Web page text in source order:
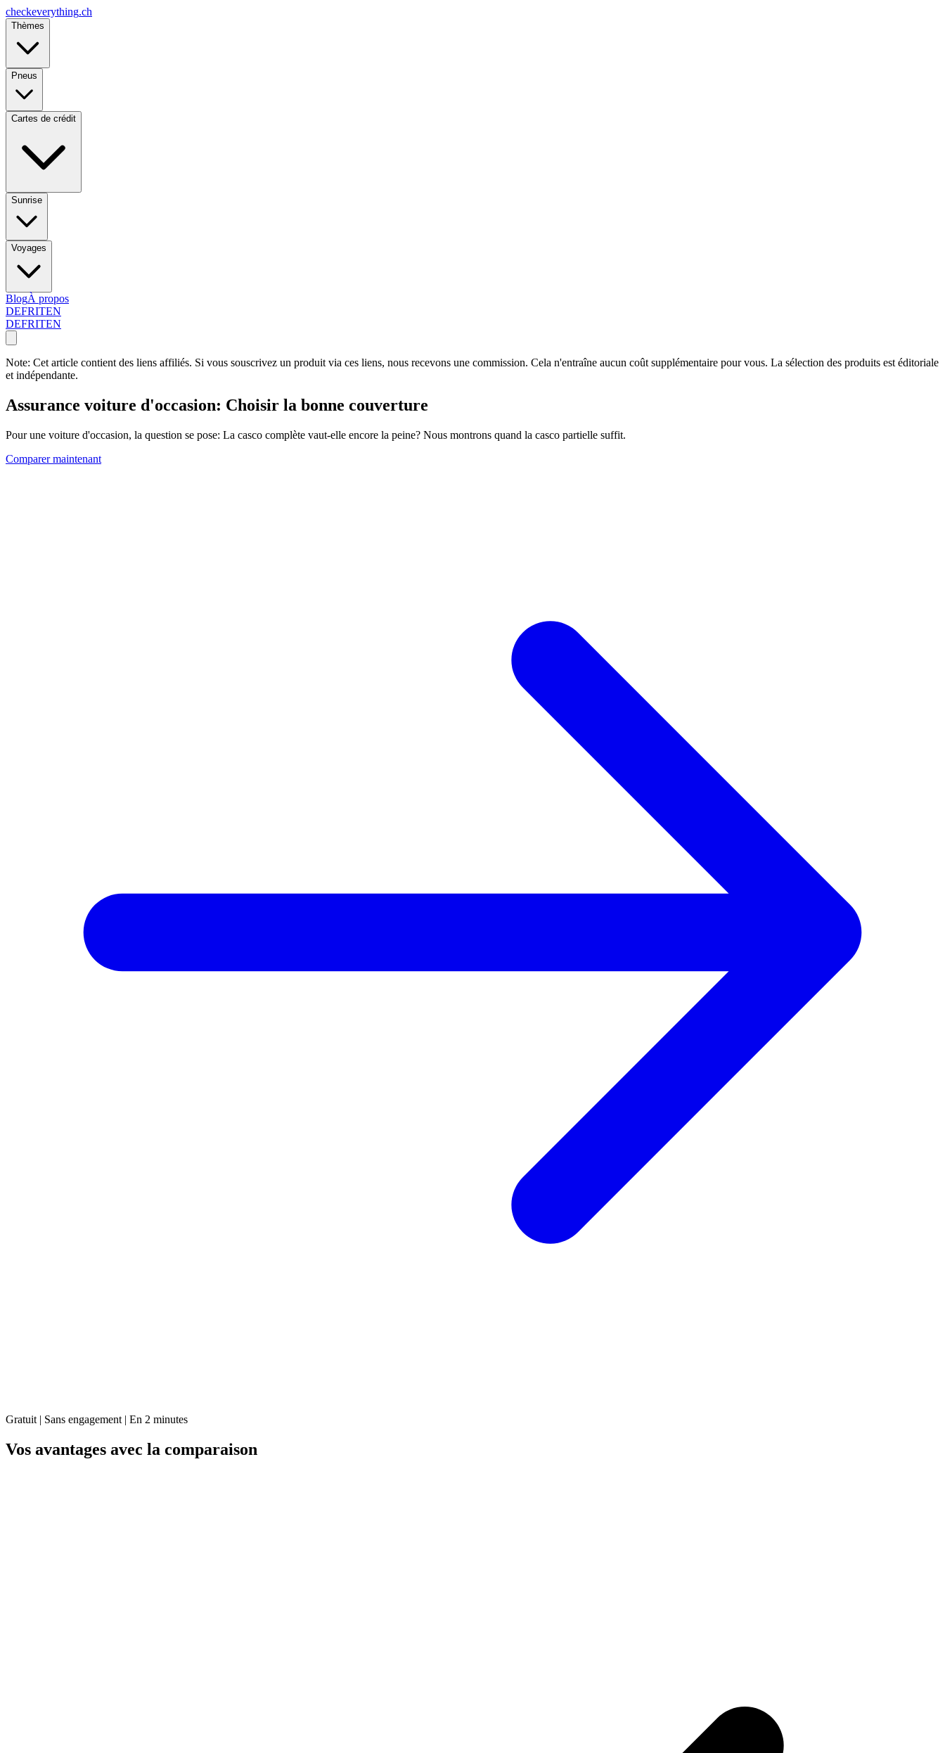
checkeverything.ch
Thèmes
Pneus
Cartes de crédit
Sunrise
Voyages
BlogÀ propos
DEFRITEN
DEFRITEN
Note: Cet article contient des liens affiliés. Si vous souscrivez un produit via ces liens, nous recevons une commission. Cela n'entraîne aucun coût supplémentaire pour vous. La sélection des produits est éditoriale
et indépendante.
Assurance voiture d'occasion: Choisir la bonne couverture
Pour une voiture d'occasion, la question se pose: La casco complète vaut-elle encore la peine? Nous montrons quand la casco partielle suffit.
Comparer maintenant
Gratuit | Sans engagement | En 2 minutes
Vos avantages avec la comparaison